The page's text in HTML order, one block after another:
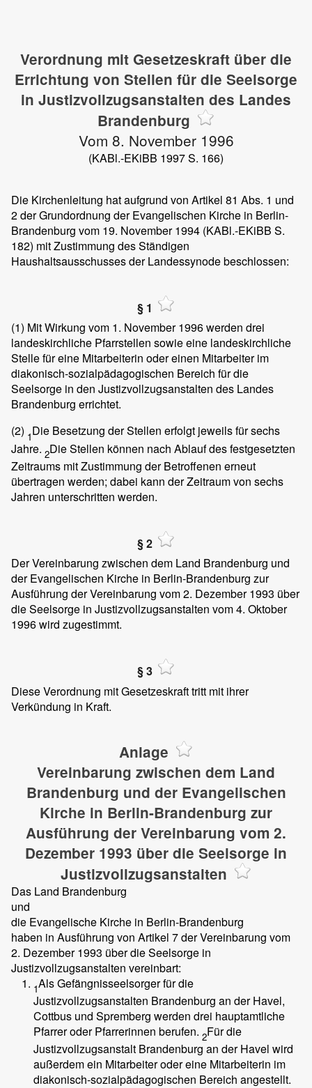
Verordnung mit Gesetzeskraft über die
Errichtung von Stellen für die Seelsorge
in Justizvollzugsanstalten des Landes
Brandenburg
Vom 8. November 1996
(KABl.-EKiBB 1997 S. 166)
Die Kirchenleitung hat aufgrund von Artikel 81 Abs. 1 und
2 der Grundordnung der Evangelischen Kirche in Berlin-
Brandenburg vom 19. November 1994 (KABl.-EKiBB S.
182) mit Zustimmung des Ständigen
Haushaltsausschusses der Landessynode beschlossen:
§ 1
(1) Mit Wirkung vom 1. November 1996 werden drei
landeskirchliche Pfarrstellen sowie eine landeskirchliche
Stelle für eine Mitarbeiterin oder einen Mitarbeiter im
diakonisch-sozialpädagogischen Bereich für die
Seelsorge in den Justizvollzugsanstalten des Landes
Brandenburg errichtet.
(2) 1Die Besetzung der Stellen erfolgt jeweils für sechs
Jahre. 2Die Stellen können nach Ablauf des festgesetzten
Zeitraums mit Zustimmung der Betroffenen erneut
übertragen werden; dabei kann der Zeitraum von sechs
Jahren unterschritten werden.
§ 2
Der Vereinbarung zwischen dem Land Brandenburg und
der Evangelischen Kirche in Berlin-Brandenburg zur
Ausführung der Vereinbarung vom 2. Dezember 1993 über
die Seelsorge in Justizvollzugsanstalten vom 4. Oktober
1996 wird zugestimmt.
§ 3
Diese Verordnung mit Gesetzeskraft tritt mit ihrer
Verkündung in Kraft.
Anlage
Vereinbarung zwischen dem Land
Brandenburg und der Evangelischen
Kirche in Berlin-Brandenburg zur
Ausführung der Vereinbarung vom 2.
Dezember 1993 über die Seelsorge in
Justizvollzugsanstalten
Das Land Brandenburg
und
die Evangelische Kirche in Berlin-Brandenburg
haben in Ausführung von Artikel 7 der Vereinbarung vom
2. Dezember 1993 über die Seelsorge in
Justizvollzugsanstalten vereinbart:
1Als Gefängnisseelsorger für die
Justizvollzugsanstalten Brandenburg an der Havel,
Cottbus und Spremberg werden drei hauptamtliche
Pfarrer oder Pfarrerinnen berufen. 2Für die
Justizvollzugsanstalt Brandenburg an der Havel wird
außerdem ein Mitarbeiter oder eine Mitarbeiterin im
diakonisch-sozialpädagogischen Bereich angestellt.